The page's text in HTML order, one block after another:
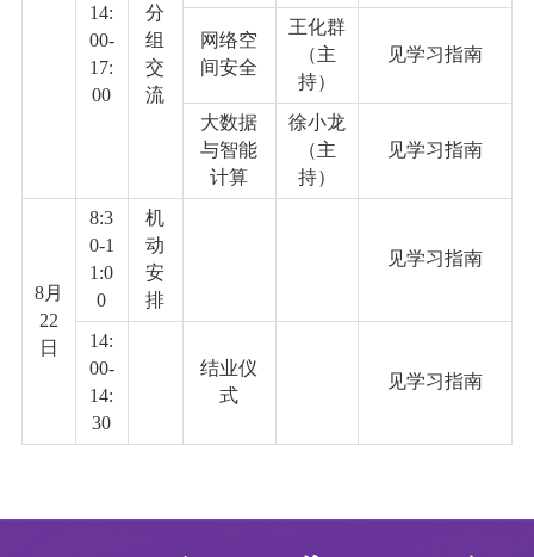
14:
00-
17:
00
分
组
交
流
网络空
间安全
王化群
（主
持）
见学习指南
大数据
与智能
计算
徐小龙
（主
持）
见学习指南
8月
22
日
8:3
0-1
1:0
0
机
动
安
排
见学习指南
14:
00-
14:
30
结业仪
式
见学习指南